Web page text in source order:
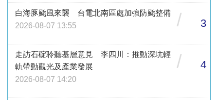
白海豚颱風來襲 台電北南區處加強防颱整備
2026-08-07 13:55
/ 3
走訪石碇聆聽基層意見 李四川：推動深坑輕
軌帶動觀光及產業發展
2026-08-07 14:20
/ 4